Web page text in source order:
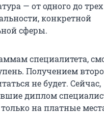
— от одного до
конкретной
сферы.
специалитета,
Получением
не будет. Сейчас,
диплом
на платные